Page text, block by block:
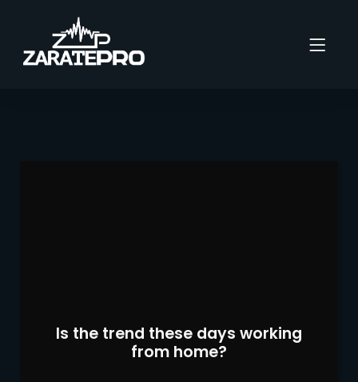
Is the trend these days working
from home?